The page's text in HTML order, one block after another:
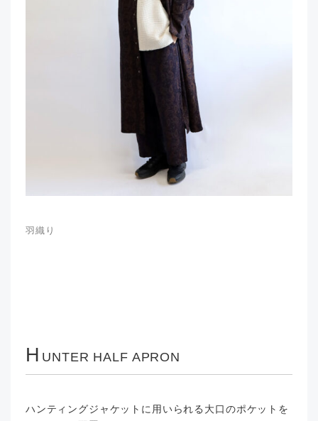
羽織り
H UNTER HALF APRON
ハンティングジャケットに用いられる大口のポケットを